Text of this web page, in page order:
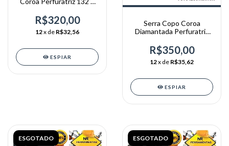
R$320,00
12x de R$32,56
ESPIAR
Serra Copo Coroa
Diamantada Perfuratriz
R$350,00
12x de R$35,62
ESPIAR
ESGOTADO ESGOTADO